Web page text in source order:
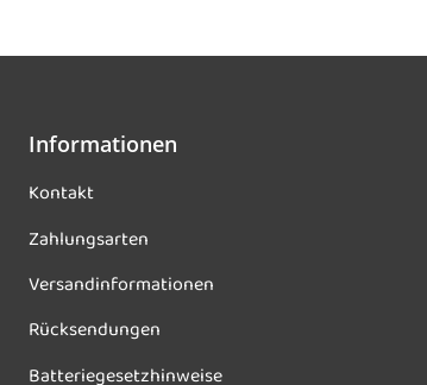
Informationen
Kontakt
Zahlungsarten
Versandinformationen
Rücksendungen
Batteriegesetzhinweise